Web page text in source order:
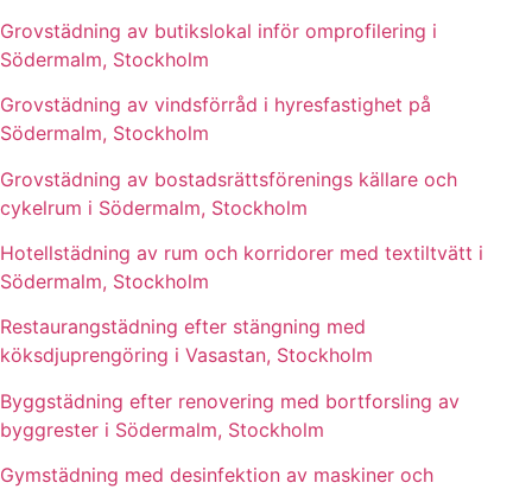
Grovstädning av butikslokal inför omprofilering i
Södermalm, Stockholm
Grovstädning av vindsförråd i hyresfastighet på
Södermalm, Stockholm
Grovstädning av bostadsrättsförenings källare och
cykelrum i Södermalm, Stockholm
Hotellstädning av rum och korridorer med textiltvätt i
Södermalm, Stockholm
Restaurangstädning efter stängning med
köksdjuprengöring i Vasastan, Stockholm
Byggstädning efter renovering med bortforsling av
byggrester i Södermalm, Stockholm
Gymstädning med desinfektion av maskiner och